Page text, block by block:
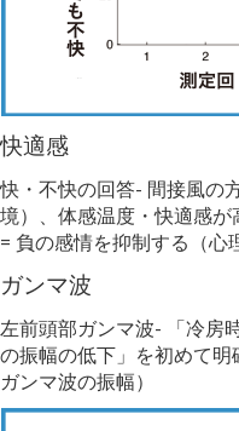
快適感
快・不快の回答- 間接風の
境）、体感温度・快適感
= 負の感情を抑制する（心
ガンマ波
左前頭部ガンマ波- 「冷房
の振幅の低下」を初めて
ガンマ波の振幅）